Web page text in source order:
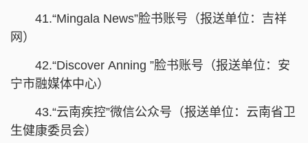
41.“Mingala News”脸书账号（报送单位：吉祥
网）
42.“Discover Anning ”脸书账号（报送单位：安
宁市融媒体中心）
43.“云南疾控”微信公众号（报送单位：云南省卫
生健康委员会）